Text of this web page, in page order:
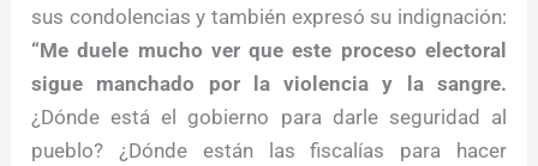
sus condolencias y también expresó su indignación:
“Me duele mucho ver que este proceso electoral
sigue manchado por la violencia y la sangre.
¿Dónde está el gobierno para darle seguridad al
pueblo? ¿Dónde están las fiscalías para hacer